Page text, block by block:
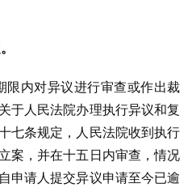
于人民法院办理执行异议和复
七条规定，人民法院收到执行
案，并在十五日内审查，情况
申请人提交异议申请至今已逾